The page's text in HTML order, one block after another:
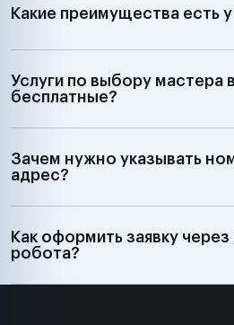
Какие преимущества есть
Услуги по выбору мастера
бесплатные?
Зачем нужно указывать
адрес?
Как оформить заявку
робота?